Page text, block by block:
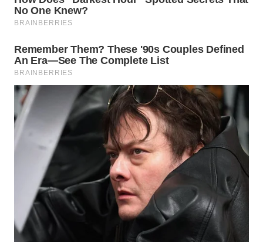
WN
WN
PURWAKARTA
PRIANGAN
TIMUR
WN
SEMARANG
WN
SOLO